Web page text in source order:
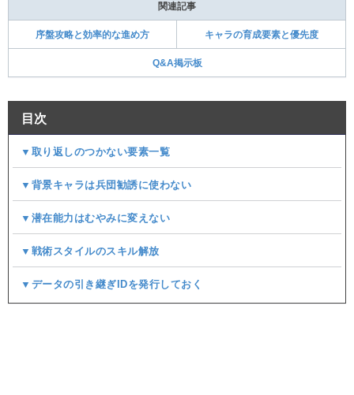
関連記事
序盤攻略と効率的な進め方 キャラの育成要素と優先度
Q&A掲示板
目次
▼取り返しのつかない要素一覧
▼背景キャラは兵団勧誘に使わない
▼潜在能力はむやみに変えない
▼戦術スタイルのスキル解放
▼データの引き継ぎIDを発行しておく